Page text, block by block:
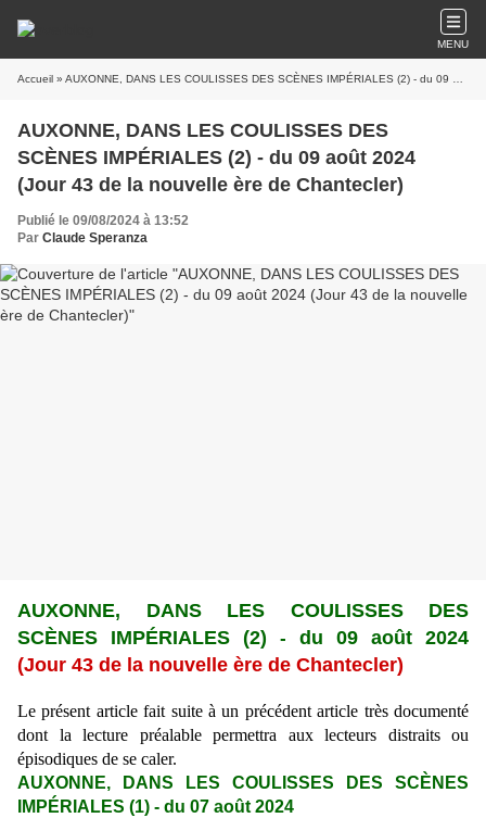
MENU
Accueil » AUXONNE, DANS LES COULISSES DES SCÈNES IMPÉRIALES (2) - du 09 août 2024 (Jour 43 de la nouvelle ère de Chantecler)
AUXONNE, DANS LES COULISSES DES
SCÈNES IMPÉRIALES (2) - du 09 août 2024
(Jour 43 de la nouvelle ère de Chantecler)
Publié le 09/08/2024 à 13:52
Par Claude Speranza
AUXONNE, DANS LES COULISSES DES
SCÈNES IMPÉRIALES (2) - du 09 août 2024
(Jour 43 de la nouvelle ère de Chantecler)
Le présent article fait suite à un précédent article très documenté
dont la lecture préalable permettra aux lecteurs distraits ou
épisodiques de se caler.
AUXONNE, DANS LES COULISSES DES SCÈNES
IMPÉRIALES (1) - du 07 août 2024